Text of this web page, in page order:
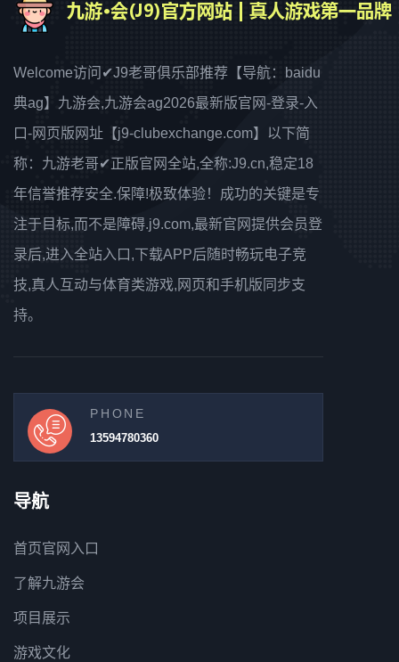
Welcome访问✔J9老哥俱乐部推荐【导航：baidu
典ag】九游会,九游会ag2026最新版官网-登录-入
口-网页版网址【j9-clubexchange.com】以下简
称：九游老哥✔正版官网全站,全称:J9.cn,稳定18
年信誉推荐安全.保障!极致体验！成功的关键是专
注于目标,而不是障碍.j9.com,最新官网提供会员登
录后,进入全站入口,下载APP后随时畅玩电子竞
技,真人互动与体育类游戏,网页和手机版同步支
持。
PHONE
13594780360
导航
首页官网入口
了解九游会
项目展示
游戏文化